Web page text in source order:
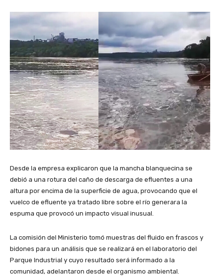
Desde la empresa explicaron que la mancha blanquecina se
debió a una rotura del caño de descarga de efluentes a una
altura por encima de la superficie de agua, provocando que el
vuelco de efluente ya tratado libre sobre el río generara la
espuma que provocó un impacto visual inusual.
La comisión del Ministerio tomó muestras del fluido en frascos y
bidones para un análisis que se realizará en el laboratorio del
Parque Industrial y cuyo resultado será informado a la
comunidad, adelantaron desde el organismo ambiental.